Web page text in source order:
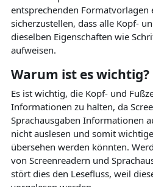
entsprechenden Formatvorlagen
sicherzustellen, dass alle Kopf-
dieselben Eigenschaften wie
aufweisen.
Warum ist es wichtig?
Es ist wichtig, die Kopf- und
Informationen zu halten, da
Sprachausgaben Informationen
nicht auslesen und somit
übersehen werden könnten.
von Screenreadern und
stört dies den Lesefluss, weil